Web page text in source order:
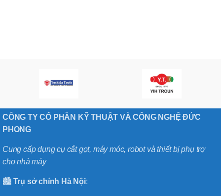
CÔNG TY CỔ PHẦN KỸ THUẬT VÀ CÔNG NGHỆ ĐỨC
PHONG
Cung cấp dụng cụ cắt gọt, máy móc, robot và thiết bị phụ trợ
cho nhà máy
🏙️ Trụ sở chính Hà Nội: